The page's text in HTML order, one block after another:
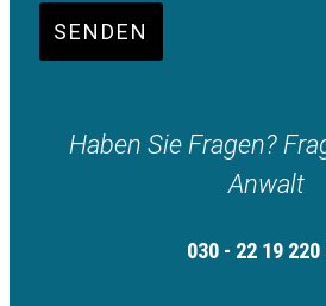
SENDEN
Haben Sie Fragen?
Anwalt
030 - 22 19 220